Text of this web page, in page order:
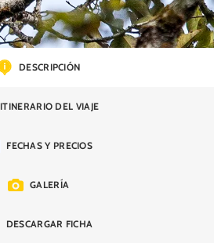
DESCRIPCIÓN
ITINERARIO DEL VIAJE
FECHAS Y PRECIOS
GALERÍA
DESCARGAR FICHA